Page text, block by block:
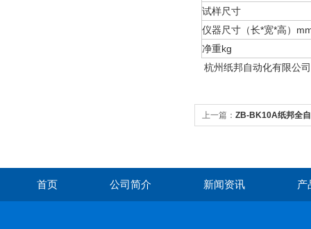
试样尺寸
仪器尺寸（长*宽*高）
净重kg
杭州纸邦自动化有限公
上一篇： ZB-BK10A纸邦全
首页 公司简介 新闻资讯 产